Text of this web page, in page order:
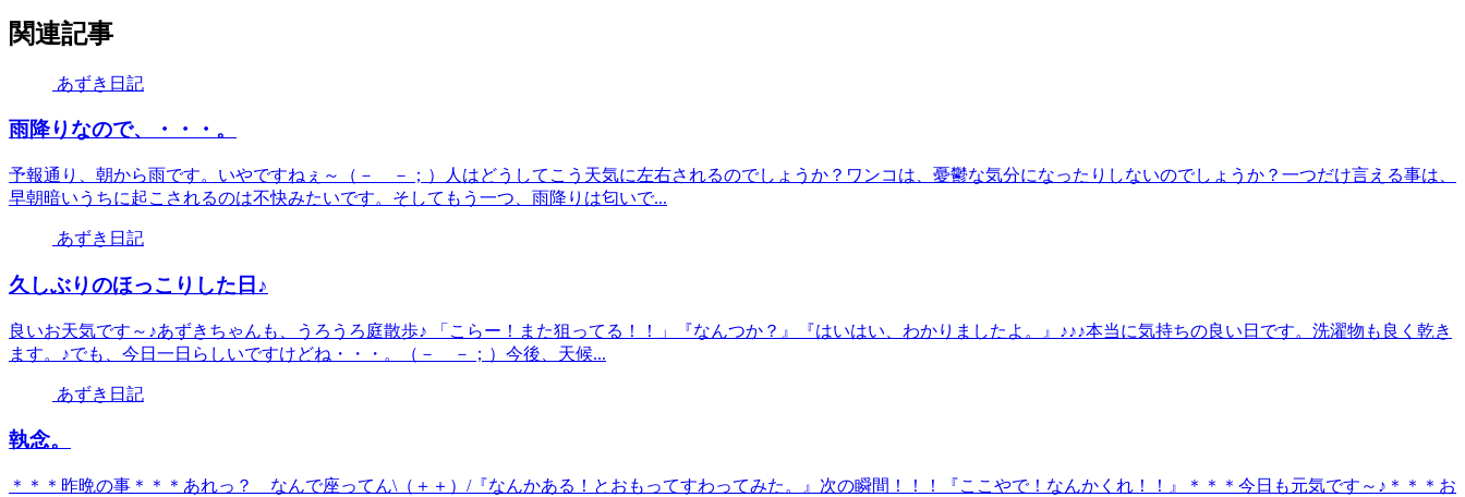
関連記事
あずき日記
雨降りなので、・・・。
予報通り、朝から雨です。いやですねぇ～（－ －；）人はどうしてこう天気に左右されるのでしょうか？ワンコは、憂鬱な気分になったりしないのでしょうか？一つだけ言える事は、
早朝暗いうちに起こされるのは不快みたいです。そしてもう一つ、雨降りは匂いで...
あずき日記
久しぶりのほっこりした日♪
良いお天気です～♪あずきちゃんも、うろうろ庭散歩♪ 「こらー！また狙ってる！！」『なんつか？』『はいはい、わかりましたよ。』♪♪♪本当に気持ちの良い日です。洗濯物も良く乾き
ます。♪でも、今日一日らしいですけどね・・・。（－ －；）今後、天候...
あずき日記
執念。
＊＊＊昨晩の事＊＊＊あれっ？ なんで座ってん\（＋＋）/『なんかある！とおもってすわってみた。』次の瞬間！！！『ここやで！なんかくれ！！』＊＊＊今日も元気です～♪＊＊＊お